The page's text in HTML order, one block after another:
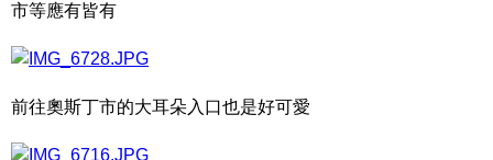
市等應有皆有
前往奧斯丁市的大耳朵入口也是好可愛